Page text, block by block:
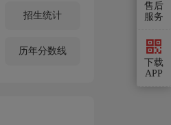
招生统计
历年分数线
售后
服务
下载
APP